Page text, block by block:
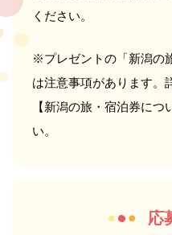
ください。
※プレゼントの「新潟の
は注意事項があります。
【新潟の旅・宿泊券に
い。
応